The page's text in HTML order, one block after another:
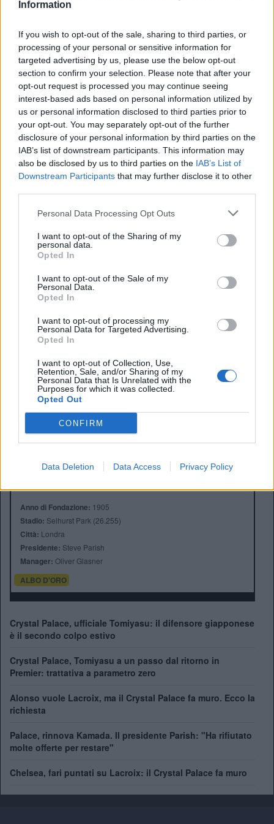
Information
If you wish to opt-out of the sale, sharing to third parties, or
processing of your personal or sensitive information for
targeted advertising by us, please use the below opt-out
section to confirm your selection. Please note that after your
opt-out request is processed you may continue seeing
interest-based ads based on personal information utilized by
us or personal information disclosed to third parties prior to
your opt-out. You may separately opt-out of the further
disclosure of your personal information by third parties on the
IAB’s list of downstream participants. This information may
also be disclosed by us to third parties on the IAB’s List of
Downstream Participants that may further disclose it to other
Personal Data Processing Opt Outs
I want to opt-out of the Sharing of my
personal data.
Opted In
I want to opt-out of the Sale of my
Personal Data.
Opted In
I want to opt-out of processing my
Personal Data for Targeted Advertising.
Opted In
I want to opt-out of Collection, Use,
Retention, Sale, and/or Sharing of my
Personal Data that Is Unrelated with the
Purposes for which it was collected.
Opted Out
CONFIRM
Data Deletion Data Access Privacy Policy
calci da fermo. Ecco perché hanno vinto la partita.
ma sul gioco in campo aperto ci siamo difesi in modo
eccellente. Penso che in difesa sia stata una delle nostre
migliori prestazioni. Non è stato facile creare occasioni, ma
non siamo la prima squadra a sperimentare questa
situazione contro l’Arsenal”.
Sul Liverpool
“In Coppa di Lega hanno sempre ruotato parecchio. Hanno
alcuni indisponibili. Ma il loro modo di giocare non
cambierà molto. Certo, abbiamo rivisto la loro partita
contro il Brentford, perché sono i nostri prossimi due
. È una grande squadra. Non so perché hanno
perso la forma ultimamente, non è compito mio analizzare
cosa succede al Liverpool.Ci troviamo ad affrontarli per
fatto abbastanza bene nelle prime due partite. Quindi
contiamo anche sul recente passato per batterli.”
Vincere la Carabao?
“Ci proveremo. Tutti i nostri giocatori stanno bene grazie al
reparto medico e alla preparazione atletica. Domani
andiamo lì per vincere la partita e per giocare nel miglior
modo possibile”.
Anno di Fondazione: 1905
Stadio: Selhurst Park (26.255)
Città: Londra
Presidente: Steve Parish
Manager: Oliver Glasner
ALBO D'ORO
Crystal Palace, ufficiale Tomiyasu: il difensore giapponese
è il secondo colpo estivo
Crystal Palace, Tomiyasu a un passo dal ritorno in
Premier: trattativa a parametro zero
Alonso vuole Lacroix, ma il Crystal Palace fa muro. Ecco la
richiesta
Palace, rinnova Kamada. Il presidente Parish: "Ha rifiutato
molte offerte per restare"
Chelsea, fari puntati su Lacroix: il Crystal Palace fa muro